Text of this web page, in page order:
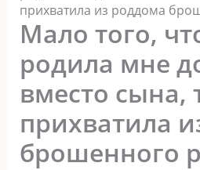
прихватила из роддома
Мало того,
родила мне
вместо сына,
прихватила
брошенного